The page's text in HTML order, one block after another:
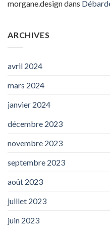
morgane.designdans
ARCHIVES
avril 2024
mars 2024
janvier 2024
décembre 2023
novembre 2023
septembre 2023
août 2023
juillet 2023
juin 2023